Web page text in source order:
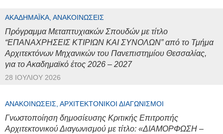
ΑΚΑΔΗΜΑΪΚΆ, ΑΝΑΚΟΙΝΏΣΕΙΣ
Πρόγραμμα Μεταπτυχιακών Σπουδών με τίτλο
“ΕΠΑΝΑΧΡΗΣΕΙΣ ΚΤΙΡΙΩΝ ΚΑΙ ΣΥΝΟΛΩΝ” από το Τμήμα
Αρχιτεκτόνων Μηχανικών του Πανεπιστημίου Θεσσαλίας,
για το Ακαδημαϊκό έτος 2026 – 2027
28 ΙΟΥΛΊΟΥ 2026
ΑΝΑΚΟΙΝΏΣΕΙΣ, ΑΡΧΙΤΕΚΤΟΝΙΚΟΊ ΔΙΑΓΩΝΙΣΜΟΊ
Γνωστοποίηση δημοσίευσης Κριτικής Επιτροπής
Αρχιτεκτονικού Διαγωνισμού με τίτλο: «ΔΙΑΜΟΡΦΩΣΗ –